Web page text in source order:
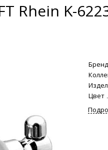
Rhein K-
Бренд
Цвет